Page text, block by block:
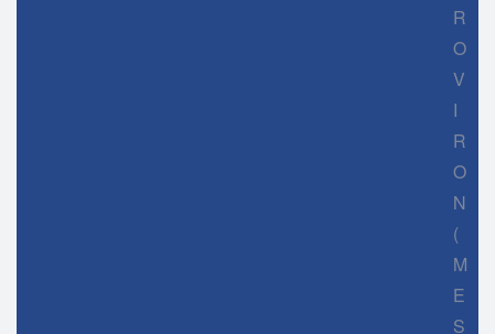
R
O
V
I
R
O
N
(
M
E
S